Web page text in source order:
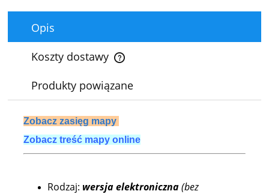
Opis
Koszty dostawy
Cena nie zawiera ewentualnych kosztów płatności
Produkty powiązane
Zobacz zasięg mapy
Zobacz treść mapy online
Rodzaj: wersja elektroniczna(bez